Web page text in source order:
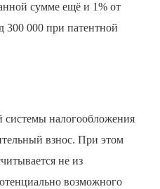
сумме ещё и 1% от
000 при патентной
налогообложения
взнос. При этом
не из
возможного